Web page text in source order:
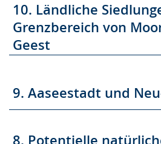
10. Ländliche
Grenzbereich von
Geest
9. Aaseestadt und
8. Potentielle